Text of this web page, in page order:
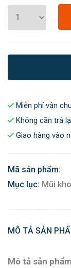
Miễn phí vận
Không cần trả
Giao hàng vào
Mã sản phẩm:
Mục lục: Mũi
MÔ TẢ SẢN
Mô tả sản phẩm